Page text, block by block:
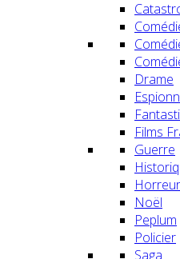
Drame
Films
Guerre
Horreur
Noël
Peplum
Policier
Saga